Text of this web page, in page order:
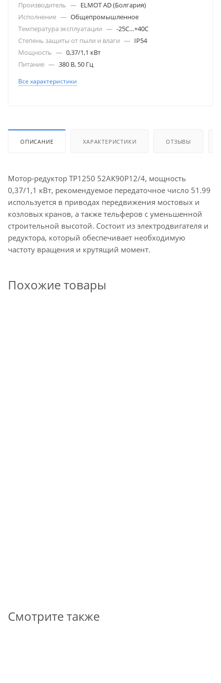
Производитель — ELMOT AD (Болгария)
Исполнение — Общепромышленное
Температура эксплуатации — -25С…+40С
Степень защиты от пыли и влаги — IP54
Мощность — 0,37/1,1 кВт
Питание — 380 В, 50 Гц
Все характеристики
ОПИСАНИЕ ХАРАКТЕРИСТИКИ ОТЗЫВЫ
Мотор-редуктор ТР1250 52АК90Р12/4, мощность
0,37/1,1 кВт, рекомендуемое передаточное число 51.99
используется в приводах передвижения мостовых и
козловых кранов, а также тельферов с уменьшенной
строительной высотой. Состоит из электродвигателя и
редуктора, который обеспечивает необходимую
частоту вращения и крутящий момент.
Похожие товары
Смотрите также